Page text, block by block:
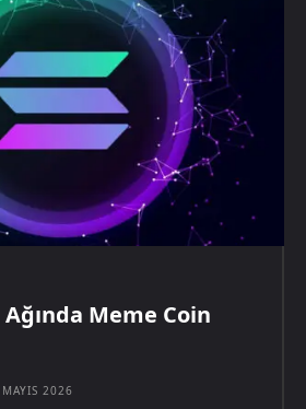
Ağında Meme Coin
2026